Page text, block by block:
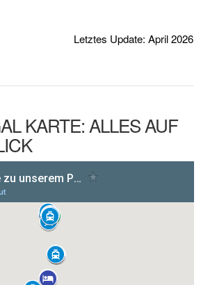
Letztes Update: April 2026
KARTE: ALLES AUF